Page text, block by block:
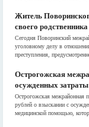
Житель
своего родственника
Сегодня Поворинский
уголовному делу в
преступления,
Острогожская
осужденных
Острогожская межрайонная
рублей о взыскании с
медицинской помощью,